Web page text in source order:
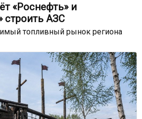
«Роснефть» и
строить АЗС
топливный рынок региона